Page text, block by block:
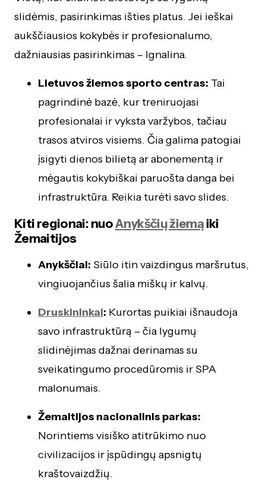
slidėmis, pasirinkimas išties platus. Jei ieškai
aukščiausios kokybės ir profesionalumo,
dažniausias pasirinkimas – Ignalina.
Lietuvos žiemos sporto centras: Tai
pagrindinė bazė, kur treniruojasi
profesionalai ir vyksta varžybos, tačiau
trasos atviros visiems. Čia galima patogiai
įsigyti dienos bilietą ar abonementą ir
mėgautis kokybiškai paruošta danga bei
infrastruktūra. Reikia turėti savo slides.
Kiti regionai: nuoAnykščių žiemą iki
Žemaitijos
Anykščiai: Siūlo itin vaizdingus maršrutus,
vingiuojančius šalia miškų ir kalvų.
Druskininkai: Kurortas puikiai išnaudoja
savo infrastruktūrą – čia lygumų
slidinėjimas dažnai derinamas su
sveikatingumo procedūromis ir SPA
malonumais.
Žemaitijos nacionalinis parkas:
Norintiems visiško atitrūkimo nuo
civilizacijos ir įspūdingų apsnigtų
kraštovaizdžių.